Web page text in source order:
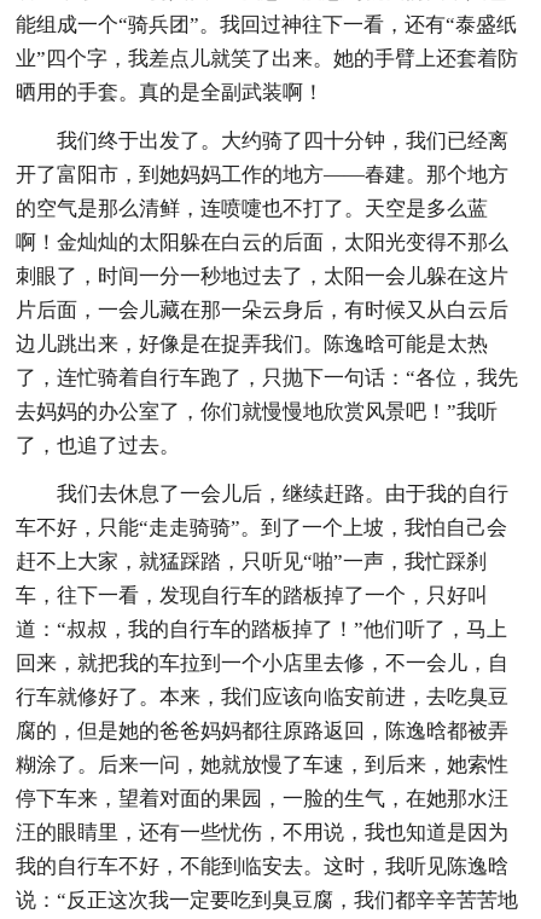
能组成一个“骑兵团”。我回过神往下一看，还有“泰盛纸
业”四个字，我差点儿就笑了出来。她的手臂上还套着防
晒用的手套。真的是全副武装啊！
我们终于出发了。大约骑了四十分钟，我们已经离
开了富阳市，到她妈妈工作的地方——春建。那个地方
的空气是那么清鲜，连喷嚏也不打了。天空是多么蓝
啊！金灿灿的太阳躲在白云的后面，太阳光变得不那么
刺眼了，时间一分一秒地过去了，太阳一会儿躲在这片
片后面，一会儿藏在那一朵云身后，有时候又从白云后
边儿跳出来，好像是在捉弄我们。陈逸晗可能是太热
了，连忙骑着自行车跑了，只抛下一句话：“各位，我先
去妈妈的办公室了，你们就慢慢地欣赏风景吧！”我听
了，也追了过去。
我们去休息了一会儿后，继续赶路。由于我的自行
车不好，只能“走走骑骑”。到了一个上坡，我怕自己会
赶不上大家，就猛踩踏，只听见“啪”一声，我忙踩刹
车，往下一看，发现自行车的踏板掉了一个，只好叫
道：“叔叔，我的自行车的踏板掉了！”他们听了，马上
回来，就把我的车拉到一个小店里去修，不一会儿，自
行车就修好了。本来，我们应该向临安前进，去吃臭豆
腐的，但是她的爸爸妈妈都往原路返回，陈逸晗都被弄
糊涂了。后来一问，她就放慢了车速，到后来，她索性
停下车来，望着对面的果园，一脸的生气，在她那水汪
汪的眼睛里，还有一些忧伤，不用说，我也知道是因为
我的自行车不好，不能到临安去。这时，我听见陈逸晗
说：“反正这次我一定要吃到臭豆腐，我们都辛辛苦苦地